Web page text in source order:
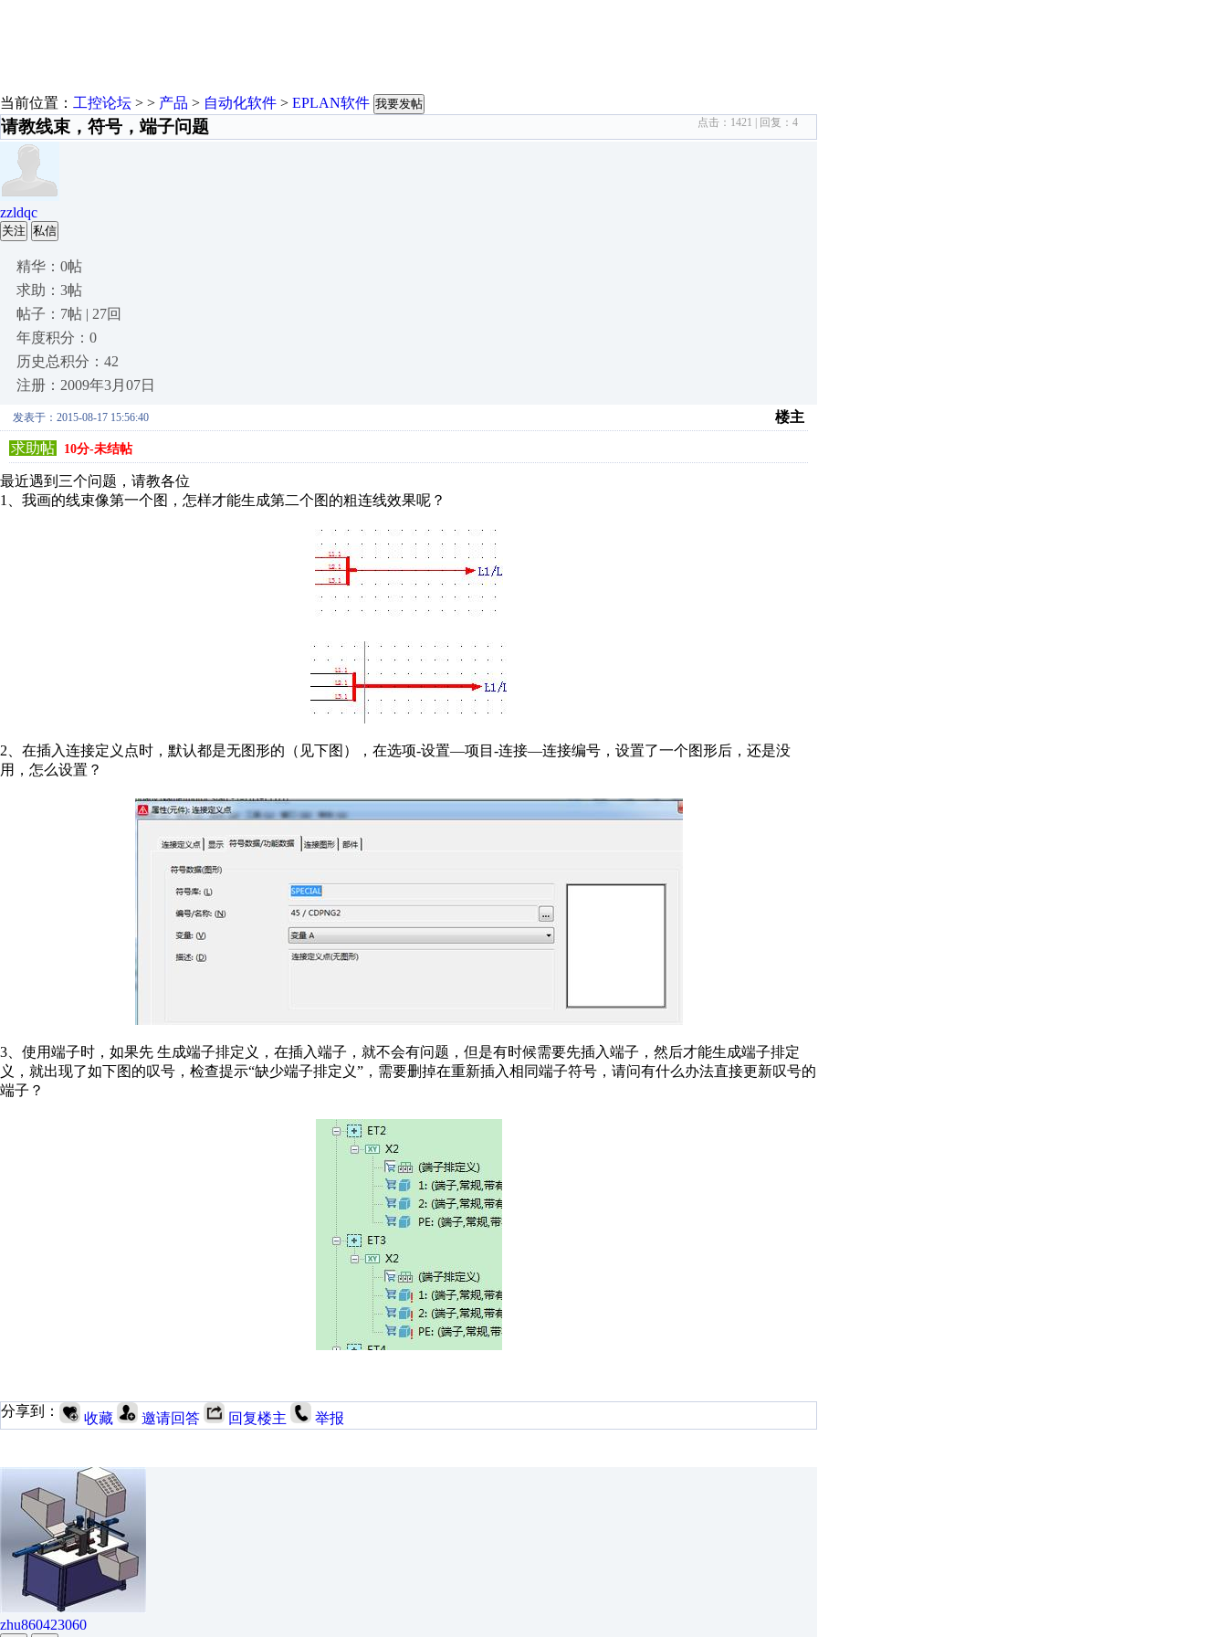
当前位置： 工控论坛 > > 产品 > 自动化软件 > EPLAN软件 我要发帖
请教线束，符号，端子问题 点击： 1421 | 回复： 4
zzldqc
关注 私信
精华：0帖
求助：3帖
帖子：7帖 | 27回
年度积分：0
历史总积分：42
注册：2009年3月07日
发表于：2015-08-17 15:56:40
楼主
求助帖
10分-未结帖
最近遇到三个问题，请教各位
1、我画的线束像第一个图，怎样才能生成第二个图的粗连线效果呢？
2、在插入连接定义点时，默认都是无图形的（见下图），在选项-设置—项目-连接—连接编号，设置了一个图形后，还是没
用，怎么设置？
3、使用端子时，如果先 生成端子排定义，在插入端子，就不会有问题，但是有时候需要先插入端子，然后才能生成端子排定
义，就出现了如下图的叹号，检查提示“缺少端子排定义”，需要删掉在重新插入相同端子符号，请问有什么办法直接更新叹号的
端子？
分享到： 收藏 邀请回答 回复楼主 举报
zhu860423060